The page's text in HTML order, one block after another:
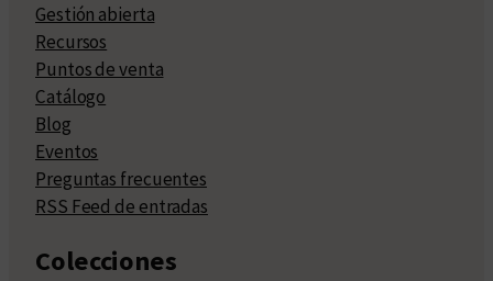
Gestión abierta
Recursos
Puntos de venta
Catálogo
Blog
Eventos
Preguntas frecuentes
RSS Feed de entradas
Colecciones